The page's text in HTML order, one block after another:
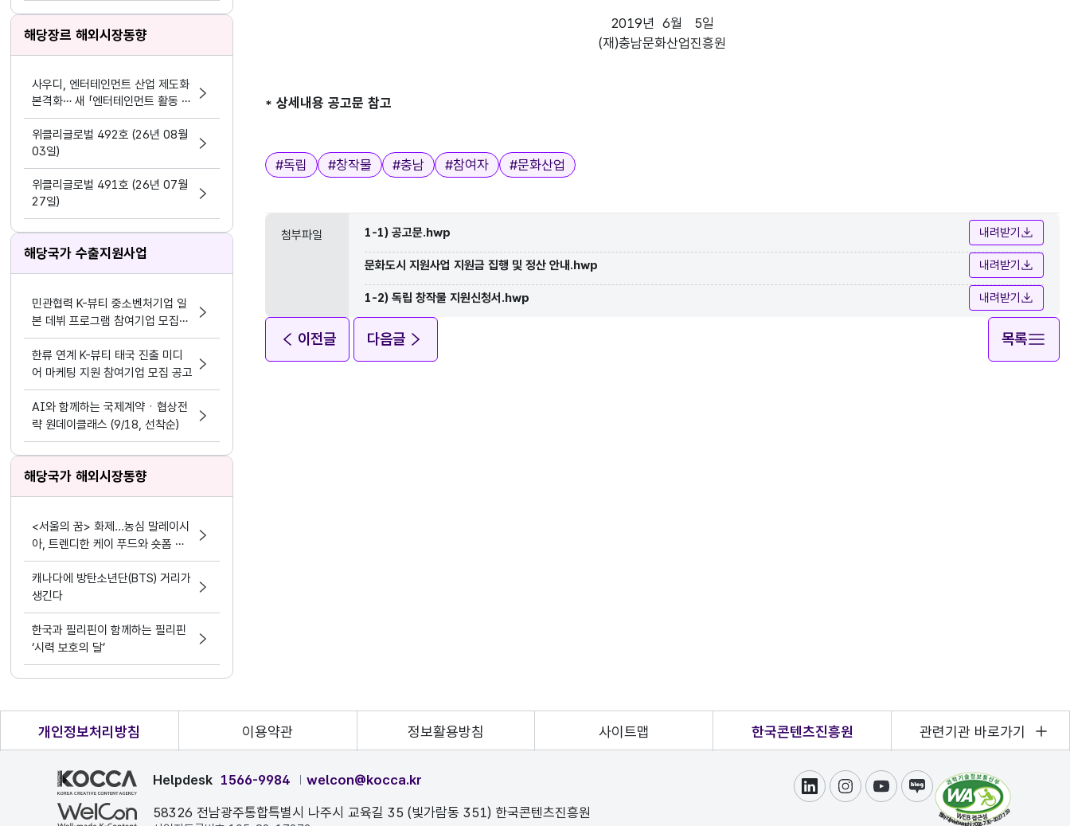
해당장르 해외시장동향
사우디, 엔터테인먼트 산업 제도화
본격화… 새 「엔터테인먼트 활동 및
지원 활동법」 제정
위클리글로벌 492호 (26년 08월
03일)
위클리글로벌 491호 (26년 07월
27일)
해당국가 수출지원사업
민관협력 K-뷰티 중소벤처기업 일
본 데뷔 프로그램 참여기업 모집공
고
한류 연계 K-뷰티 태국 진출 미디
어 마케팅 지원 참여기업 모집 공고
AI와 함께하는 국제계약ㆍ협상전
략 원데이클래스 (9/18, 선착순)
해당국가 해외시장동향
<서울의 꿈> 화제...농심 말레이시
아, 트렌디한 케이 푸드와 숏폼 마
케팅 결합
캐나다에 방탄소년단(BTS) 거리가
생긴다
한국과 필리핀이 함께하는 필리핀
‘시력 보호의 달’
2019년  6월   5일
* 상세내용 공고문 참고
태그
#독립 #창작물 #충남 #참여자 #문화산업
첨부파일 1-1) 공고문.hwp 내려받기
문화도시 지원사업 지원금 집행 및 정산 안내.hwp 내려받기
1-2) 독립 창작물 지원신청서.hwp 내려받기
이전글 다음글 목록
개인정보처리방침 이용약관 정보활용방침 사이트맵 한국콘텐츠진흥원 관련기관 바로가기
Helpdesk 1566-9984 welcon@kocca.kr
58326 전남광주통합특별시 나주시 교육길 35 (빛가람동 351) 한국콘텐츠진흥원
링크드인인스타그램
유튜브블로그